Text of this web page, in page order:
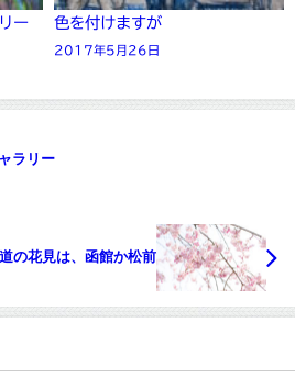
ー
色を付けますが
2017年5月26日
ラリー
の花見は、函館か松前